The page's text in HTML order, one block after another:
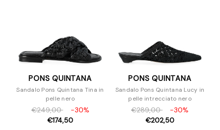
PONS QUINTANA
Sandalo Pons Quintana Tina in
pelle nero
€249,00
-30%
€174,50
PONS QUINTANA
Sandalo Pons Quintana Lucy in
pelle intrecciato nero
€289,00
-30%
€202,50